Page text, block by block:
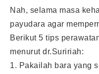
Nah, selama masa
payudara agar
Berikut 5 tips
menurut dr.Suririah:
1. Pakailah bara yang